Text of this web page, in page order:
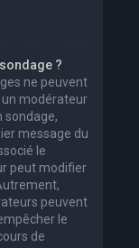
?
ne peuvent
un modérateur
sondage,
message du
le
peut modifier
peuvent
le
de